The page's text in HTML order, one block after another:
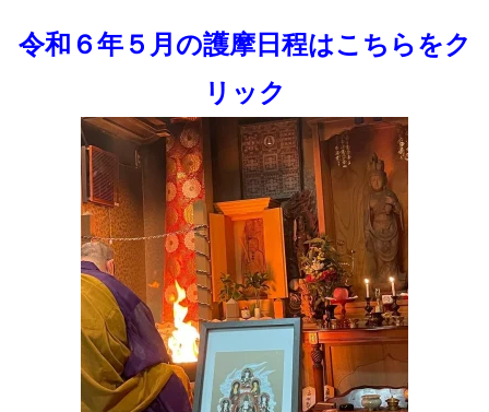
令和６年５月の護摩日程はこちらをク
リック